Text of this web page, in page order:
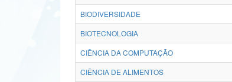
BIODIVERSIDADE
BIOTECNOLOGIA
CIÊNCIA DA COMPUTAÇÃO
CIÊNCIA DE ALIMENTOS